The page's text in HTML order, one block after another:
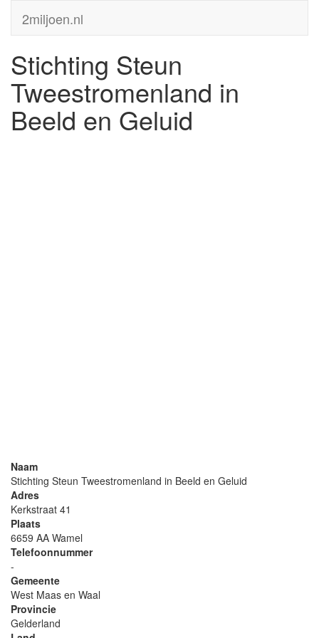
2miljoen.nl
Stichting Steun
Tweestromenland in
Beeld en Geluid
Naam
Stichting Steun Tweestromenland in Beeld en Geluid
Adres
Kerkstraat 41
Plaats
6659 AA Wamel
Telefoonnummer
-
Gemeente
West Maas en Waal
Provincie
Gelderland